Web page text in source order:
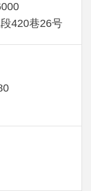
420巷26号